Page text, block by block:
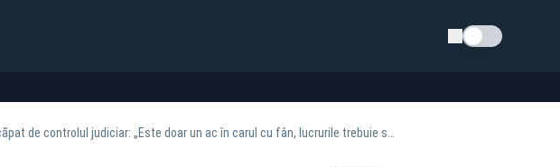
Schimba tema